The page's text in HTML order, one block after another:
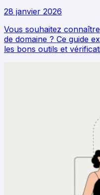
28 janvier 2026
Vous souhaitez
de domaine ? Ce guide
les bons outils et